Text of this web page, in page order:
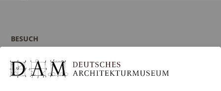
BESUCH
Führungen